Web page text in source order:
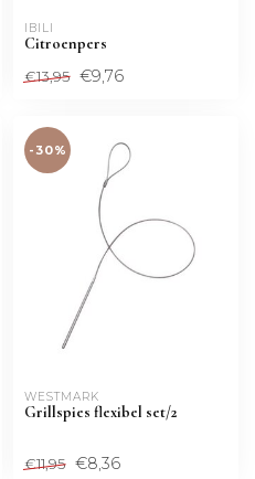
IBILI
Citroenpers
€13,95 €9,76
-30%
WESTMARK
Grillspies flexibel set/2
€11,95 €8,36